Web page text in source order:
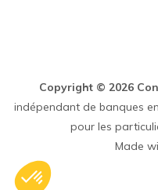
Copyright © 2026
indépendant de banques
pour les
Made
allez adorer dévorer. Et ça, ça
C'est ok pour vous ?
certifiés par